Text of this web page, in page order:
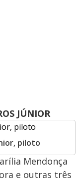
JÚNIOR
piloto
Mendonça
e outras três